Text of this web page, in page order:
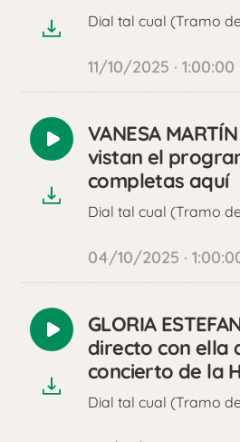
Dial tal cual (Tramo de
11/10/2025 · 1:00:00
Reproducir
audio
VANESA
vistan el
completas aquí
Dial tal cual (Tramo de
04/10/2025 ·
Reproducir
audio
GLORIA
directo con ella
concierto de la
Dial tal cual (Tramo de